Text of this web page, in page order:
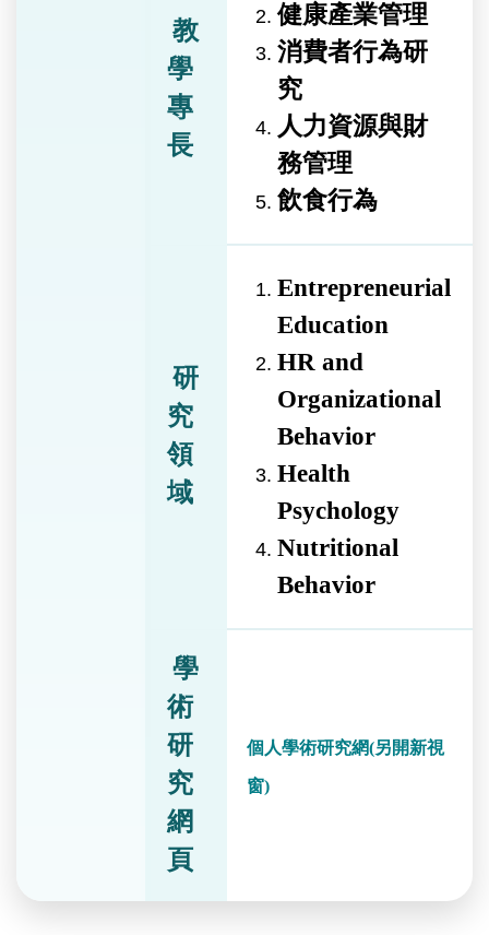
教
學
專
長
健康產業管理
消費者行為研
究
人力資源與財
務管理
飲食行為
研
究
領
域
Entrepreneurial
Education
HR and
Organizational
Behavior
Health
Psychology
Nutritional
Behavior
學
術
研
究
網
頁
個人學術研究網(另開新視
窗)